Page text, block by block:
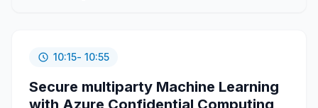
10:15- 10:55
Secure multiparty Machine Learning
with Azure Confidential Computing